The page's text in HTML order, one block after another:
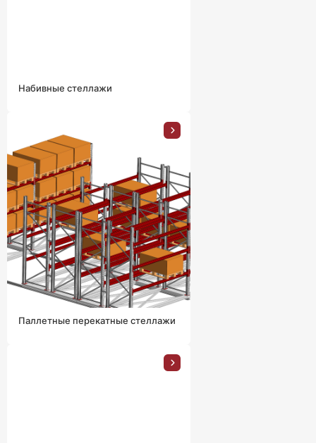
Набивные стеллажи
Паллетные перекатные стеллажи